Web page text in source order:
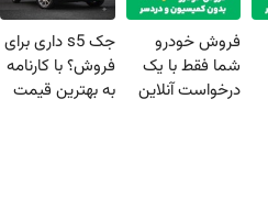
فروش خودرو
شما فقط با یک
درخواست آنلاین
جک s5 داری برای
فروش؟ با کارنامه
به بهترین قیمت